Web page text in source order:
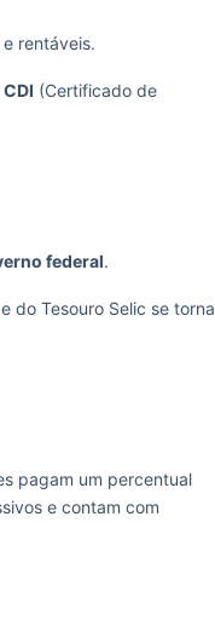
rentáveis.
CDI (Certificado de
federal.
do Tesouro Selic se torna
pagam um percentual
e contam com